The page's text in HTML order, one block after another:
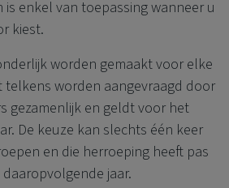
enkel van toepassing wanneer u
kiest.
worden gemaakt voor elke
telkens worden aangevraagd door
gezamenlijk en geldt voor het
De keuze kan slechts één keer
en die herroeping heeft pas
jaar.